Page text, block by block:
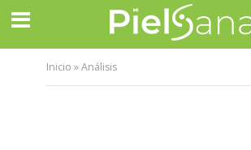
Inicio »Análisis